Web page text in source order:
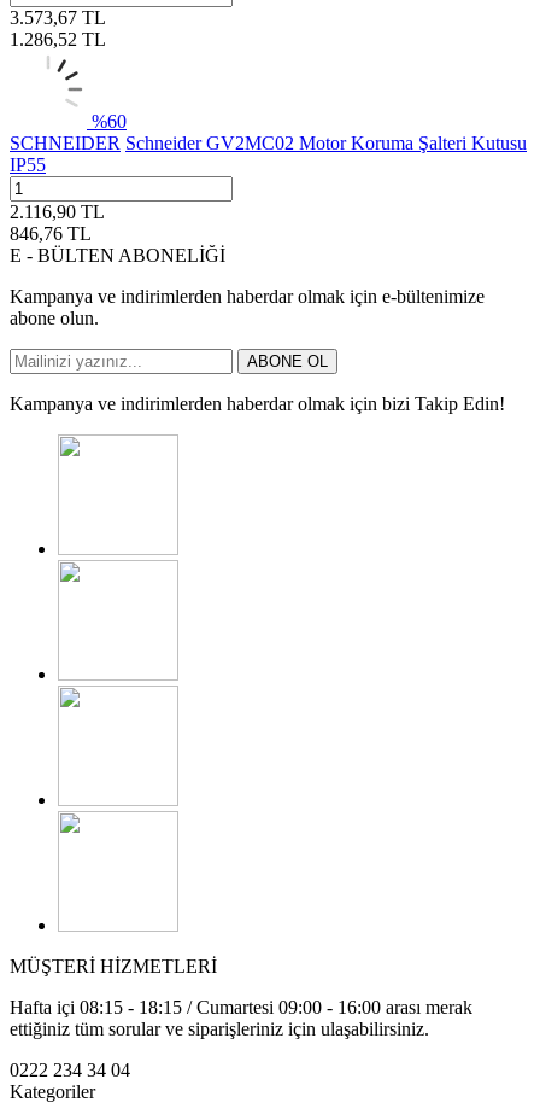
3.573,67 TL
1.286,52 TL
%60
SCHNEIDER Schneider GV2MC02 Motor Koruma Şalteri Kutusu
IP55
2.116,90 TL
846,76 TL
E - BÜLTEN ABONELİĞİ
Kampanya ve indirimlerden haberdar olmak için e-bültenimize
abone olun.
ABONE OL
Kampanya ve indirimlerden haberdar olmak için bizi Takip Edin!
MÜŞTERİ HİZMETLERİ
Hafta içi 08:15 - 18:15 / Cumartesi 09:00 - 16:00 arası merak
ettiğiniz tüm sorular ve siparişleriniz için ulaşabilirsiniz.
0222 234 34 04
Kategoriler